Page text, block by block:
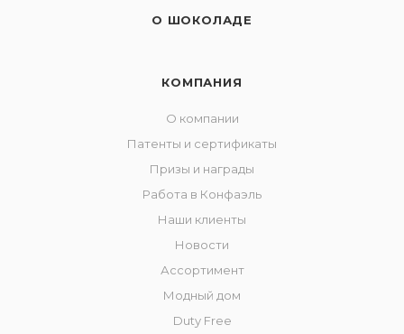
О ШОКОЛАДЕ
КОМПАНИЯ
О компании
Патенты и сертификаты
Призы и награды
Работа в Конфаэль
Наши клиенты
Новости
Ассортимент
Модный дом
Duty Free